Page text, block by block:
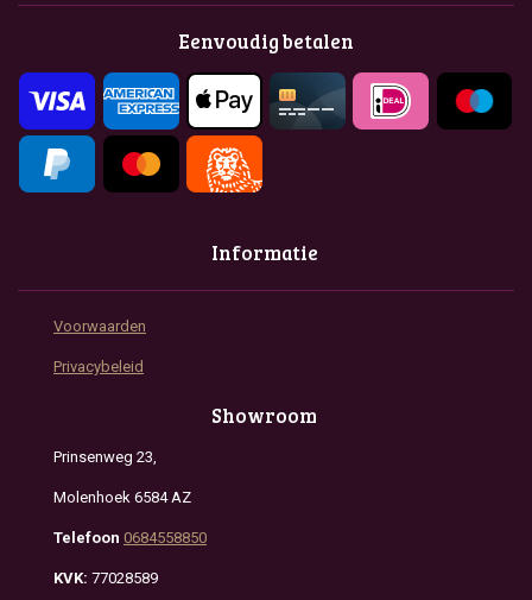
b
o
k
a
r
a
m
s
p
p
Eenvoudig betalen
Informatie
Voorwaarden
Privacybeleid
Showroom
Prinsenweg 23,
Molenhoek 6584 AZ
Telefoon 0684558850
KVK: 77028589